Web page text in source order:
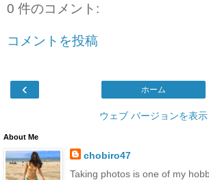
0 件のコメント:
コメントを投稿
‹ ホーム
ウェブ バージョンを表示
About Me
chobiro47
Taking photos is one of my